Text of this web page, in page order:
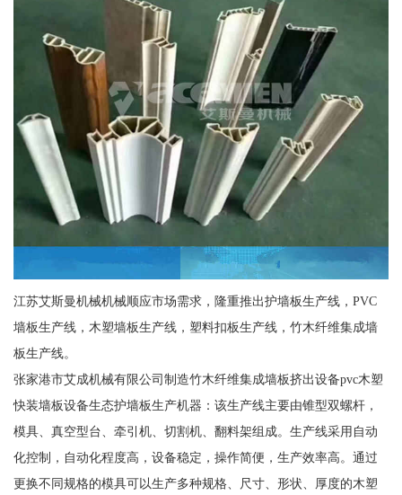
江苏艾斯曼机械机械顺应市场需求，隆重推出护墙板生产线，PVC
墙板生产线，木塑墙板生产线，塑料扣板生产线，竹木纤维集成墙
板生产线。
张家港市艾成机械有限公司制造竹木纤维集成墙板挤出设备pvc木塑
快装墙板设备生态护墙板生产机器：该生产线主要由锥型双螺杆，
模具、真空型台、牵引机、切割机、翻料架组成。生产线采用自动
化控制，自动化程度高，设备稳定，操作简便，生产效率高。通过
更换不同规格的模具可以生产多种规格、尺寸、形状、厚度的木塑